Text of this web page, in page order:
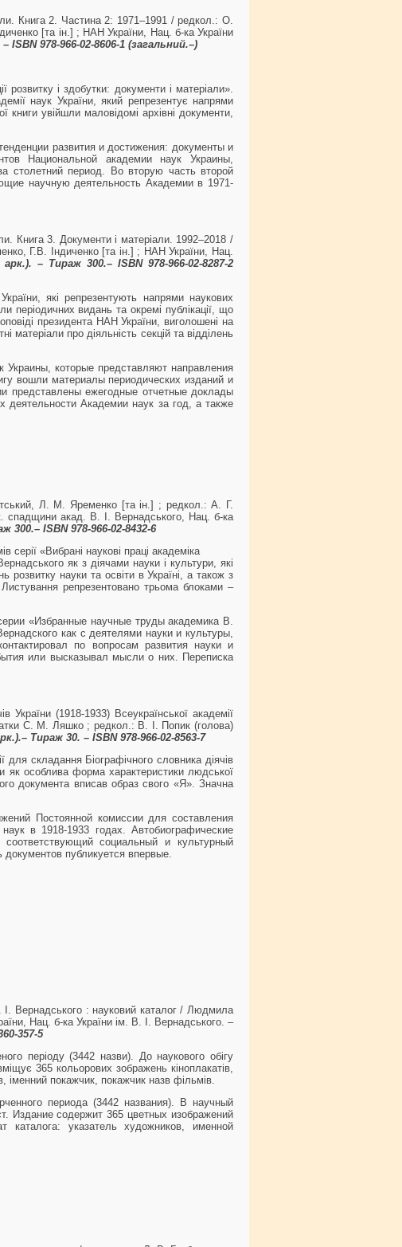
Книга 2. Частина 2: 1971–1991 / редкол.: О.
[та ін.] ; НАН України, Нац. б-ка України
ISBN 978-966-02-8606-1 (загальний.–)
і здобутки: документи і матеріали».
наук України, який репрезентує напрями
книги увійшли маловідомі архівні документи,
развития и достижения: документы и
Национальной академии наук Украины,
столетний период. Во вторую часть второй
научную деятельность Академии в 1971-
Книга 3. Документи і матеріали. 1992–2018 /
Г.В. Індиченко [та ін.] ; НАН України, Нац.
– Тираж 300.– ISBN 978-966-02-8287-2
які репрезентують напрями наукових
періодичних видань та окремі публікації, що
президента НАН України, виголошені на
матеріали про діяльність секцій та відділень
которые представляют направления
вошли материалы периодических изданий и
представлены ежегодные отчетные доклады
Академии наук за год, а также
Л. М. Яременко [та ін.] ; редкол.: А. Г.
спадщини акад. В. І. Вернадського, Нац. б-ка
300.– ISBN 978-966-02-8432-6
«Вибрані наукові праці академіка
як з діячами науки і культури, які
науки та освіти в Україні, а також з
репрезентовано трьома блоками –
«Избранные научные труды академика В.
как с деятелями науки и культуры,
по вопросам развития науки и
или высказывал мысли о них. Переписка
України (1918-1933) Всеукраїнської академії
С. М. Ляшко ; редкол.: В. І. Попик (голова)
Тираж 30. – ISBN 978-966-02-8563-7
для складання Біографічного словника діячів
як особлива форма характеристики людської
документа вписав образ свого «Я». Значна
Постоянной комиссии для составления
в 1918-1933 годах. Автобиографические
социальный и культурный
публикуется впервые.
І. Вернадського : науковий каталог / Людмила
Нац. б-ка України ім. В. І. Вернадського. –
357-5
періоду (3442 назви). До наукового обігу
365 кольорових зображень кіноплакатів,
іменний покажчик, покажчик назв фільмів.
периода (3442 названия). В научный
Издание содержит 365 цветных изображений
каталога: указатель художников, именной